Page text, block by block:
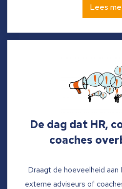
Lees
De dag dat HR,
coaches
Draagt de hoeveelheid
externe adviseurs of